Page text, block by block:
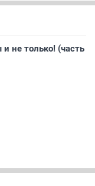
не только! (часть